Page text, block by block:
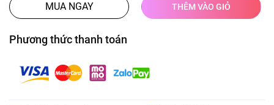
MUA NGAY THÊM VÀO GIỎ
Phương thức thanh toán